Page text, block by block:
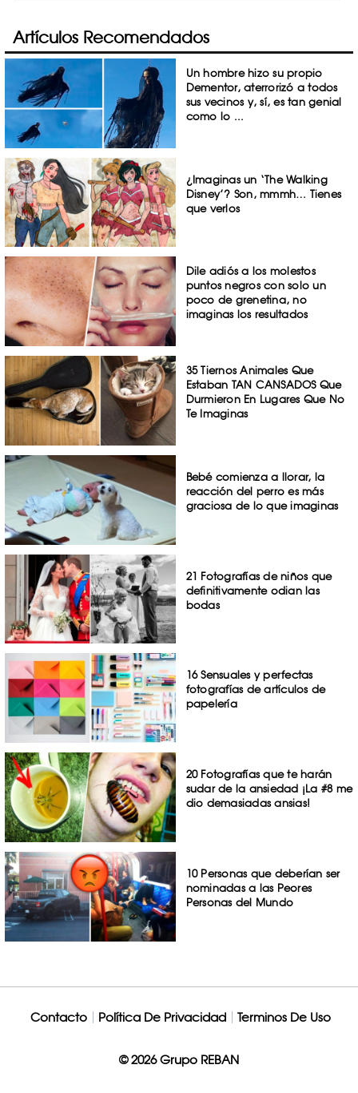
Artículos Recomendados
Un hombre hizo su propio
Dementor, aterrorizó a todos
sus vecinos y, sí, es tan genial
como lo ...
¿Imaginas un ‘The Walking
Disney’? Son, mmmh… Tienes
que verlos
Dile adiós a los molestos
puntos negros con solo un
poco de grenetina, no
imaginas los resultados
35 Tiernos Animales Que
Estaban TAN CANSADOS Que
Durmieron En Lugares Que No
Te Imaginas
Bebé comienza a llorar, la
reacción del perro es más
graciosa de lo que imaginas
21 Fotografías de niños que
definitivamente odian las
bodas
16 Sensuales y perfectas
fotografías de artículos de
papelería
20 Fotografías que te harán
sudar de la ansiedad ¡La #8 me
dio demasiadas ansias!
10 Personas que deberían ser
nominadas a las Peores
Personas del Mundo
Contacto Política De Privacidad Terminos De Uso
© 2026 Grupo REBAN